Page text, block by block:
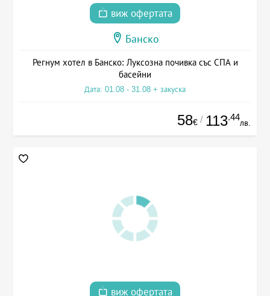
виж офертата
Банско
Регнум хотел в Банско: Луксозна почивка със СПА и
басейни
Дата: 01.08 - 31.08 + закуска
58€ / 113.44
лв.
виж офертата